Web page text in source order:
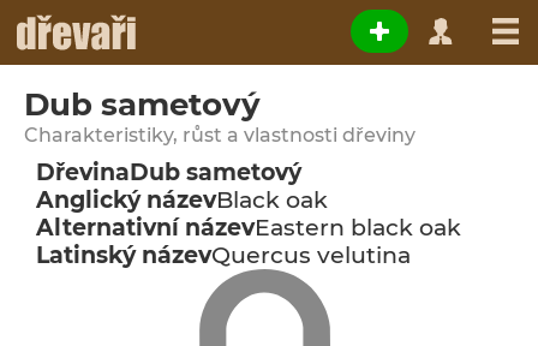
Dub sametový
Charakteristiky, růst a vlastnosti dřeviny
DřevinaDub sametový
Anglický názevBlack oak
Alternativní názevEastern black oak
Latinský názevQuercus velutina